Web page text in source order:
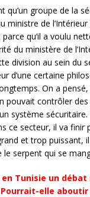
qu’un groupe de la
ministre de
qu’il a voulu
du ministère de
division au sein du
d’une certaine
On a
pouvait contrôler
système
ce secteur, il va finir
et trop puissant,
serpent qui se
Tunisie un
elle aboutir